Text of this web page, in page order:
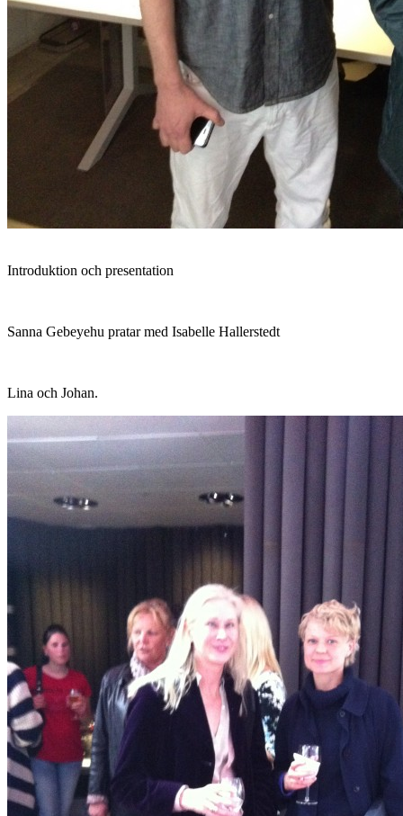
Introduktion och presentation
Sanna Gebeyehu pratar med Isabelle Hallerstedt
Lina och Johan.